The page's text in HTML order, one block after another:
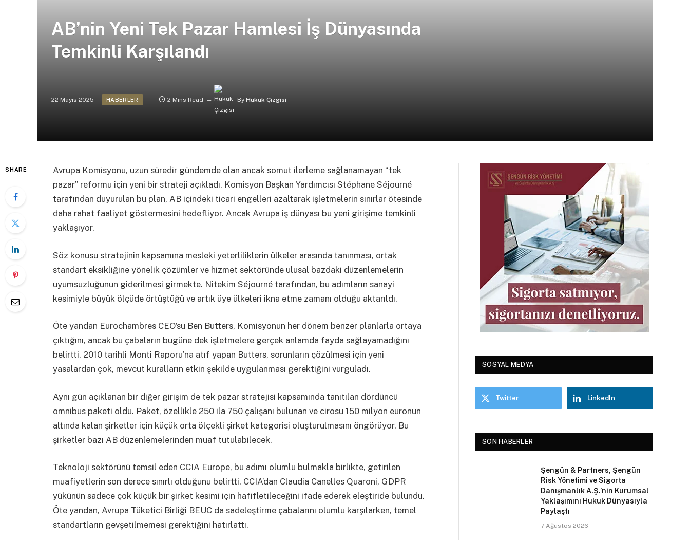
AB’nin Yeni Tek Pazar Hamlesi İş Dünyasında
Temkinli Karşılandı
22 Mayıs 2025 HABERLER 2 Mins Read By Hukuk Çizgisi
SHARE
Avrupa Komisyonu, uzun süredir gündemde olan ancak somut ilerleme sağlanamayan “tek
pazar” reformu için yeni bir strateji açıkladı. Komisyon Başkan Yardımcısı Stéphane Séjourné
tarafından duyurulan bu plan, AB içindeki ticari engelleri azaltarak işletmelerin sınırlar ötesinde
daha rahat faaliyet göstermesini hedefliyor. Ancak Avrupa iş dünyası bu yeni girişime temkinli
yaklaşıyor.
Söz konusu stratejinin kapsamına mesleki yeterliliklerin ülkeler arasında tanınması, ortak
standart eksikliğine yönelik çözümler ve hizmet sektöründe ulusal bazdaki düzenlemelerin
uyumsuzluğunun giderilmesi girmekte. Nitekim Séjourné tarafından, bu adımların sanayi
kesimiyle büyük ölçüde örtüştüğü ve artık üye ülkeleri ikna etme zamanı olduğu aktarıldı.
Öte yandan Eurochambres CEO’su Ben Butters, Komisyonun her dönem benzer planlarla ortaya
çıktığını, ancak bu çabaların bugüne dek işletmelere gerçek anlamda fayda sağlayamadığını
belirtti. 2010 tarihli Monti Raporu’na atıf yapan Butters, sorunların çözülmesi için yeni
yasalardan çok, mevcut kuralların etkin şekilde uygulanması gerektiğini vurguladı.
Aynı gün açıklanan bir diğer girişim de tek pazar stratejisi kapsamında tanıtılan dördüncü
omnibus paketi oldu. Paket, özellikle 250 ila 750 çalışanı bulunan ve cirosu 150 milyon euronun
altında kalan şirketler için küçük orta ölçekli şirket kategorisi oluşturulmasını öngörüyor. Bu
şirketler bazı AB düzenlemelerinden muaf tutulabilecek.
Teknoloji sektörünü temsil eden CCIA Europe, bu adımı olumlu bulmakla birlikte, getirilen
muafiyetlerin son derece sınırlı olduğunu belirtti. CCIA’dan Claudia Canelles Quaroni, GDPR
yükünün sadece çok küçük bir şirket kesimi için hafifletileceğini ifade ederek eleştiride bulundu.
Öte yandan, Avrupa Tüketici Birliği BEUC da sadeleştirme çabalarını olumlu karşılarken, temel
standartların gevşetilmemesi gerektiğini hatırlattı.
SOSYAL MEDYA
Twitter LinkedIn
SON HABERLER
Şengün & Partners, Şengün
Risk Yönetimi ve Sigorta
Danışmanlık A.Ş.’nin Kurumsal
Yaklaşımını Hukuk Dünyasıyla
Paylaştı
7 Ağustos 2026